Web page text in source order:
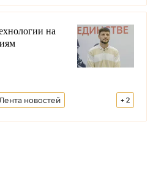
казачье общество
на
+ 2
Лента новостей
России